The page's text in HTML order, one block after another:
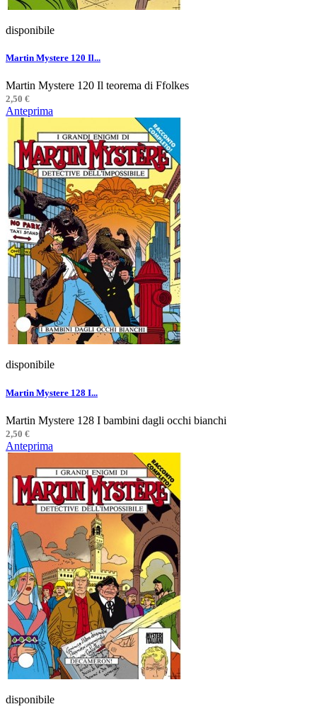
disponibile
Martin Mystere 120 Il...
Martin Mystere 120 Il teorema di Ffolkes
2,50 €
Anteprima
disponibile
Martin Mystere 128 I...
Martin Mystere 128 I bambini dagli occhi bianchi
2,50 €
Anteprima
disponibile